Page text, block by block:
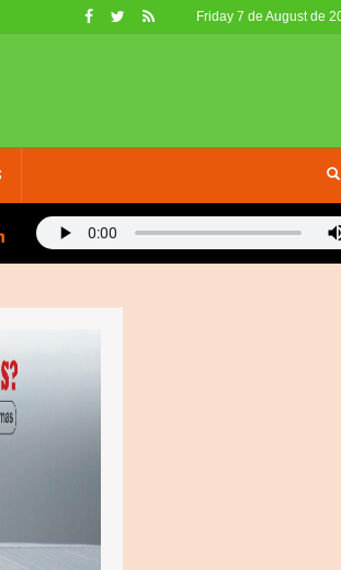
Friday 7 de August de
circulación en EE. UU. por no